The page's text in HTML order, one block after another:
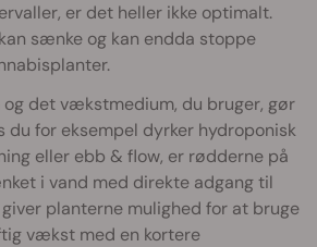
er det heller ikke optimalt.
sænke og kan endda stoppe
og det vækstmedium, du bruger, gør
du for eksempel dyrker hydroponisk
eller ebb & flow, er rødderne på
i vand med direkte adgang til
planterne mulighed for at bruge
vækst med en kortere